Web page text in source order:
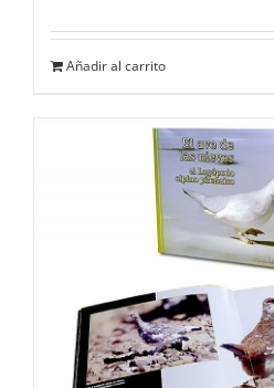
Añadir al carrito